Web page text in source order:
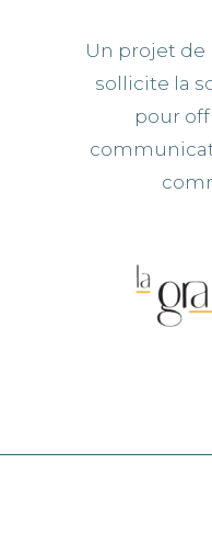
Un projet de
sollicite la
pour